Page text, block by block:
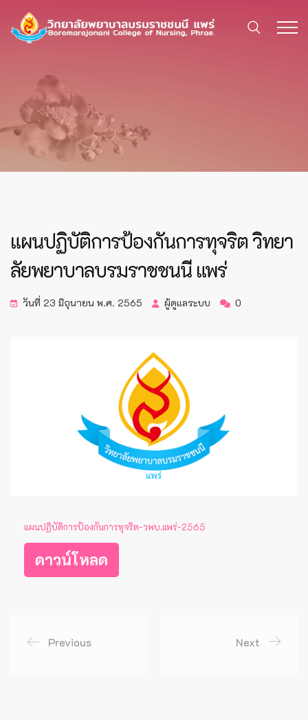
แผนปฏิบัติการป้องกันการทุจริต วิทยา
ลัยพยาบาลบรมราชชนนี แพร่
วันที่ 23 มิถุนายน พ.ศ. 2565 ผู้ดูแลระบบ 0
แผนปฏิบัติการป้องกันการทุจริต-วพบ.แพร่-2565
ดาวน์โหลด
Previous Next